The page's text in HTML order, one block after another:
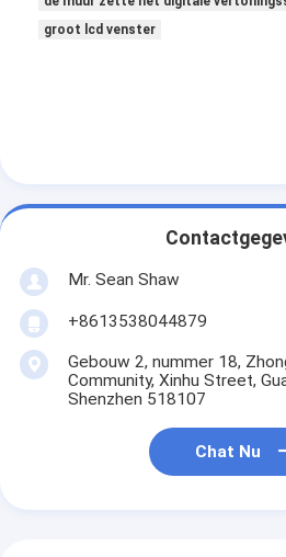
groot lcd venster
Mr. Sean Shaw
+8613538044879
Gebouw 2, nummer 18,
Community, Xinhu Street,
Shenzhen 518107
Chat Nu